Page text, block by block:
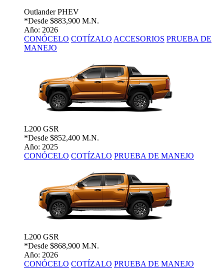
Outlander PHEV
*Desde $883,900 M.N.
Año: 2026
CONÓCELO COTÍZALO ACCESORIOS PRUEBA DE
MANEJO
L200 GSR
*Desde $852,400 M.N.
Año: 2025
CONÓCELO COTÍZALO PRUEBA DE MANEJO
L200 GSR
*Desde $868,900 M.N.
Año: 2026
CONÓCELO COTÍZALO PRUEBA DE MANEJO